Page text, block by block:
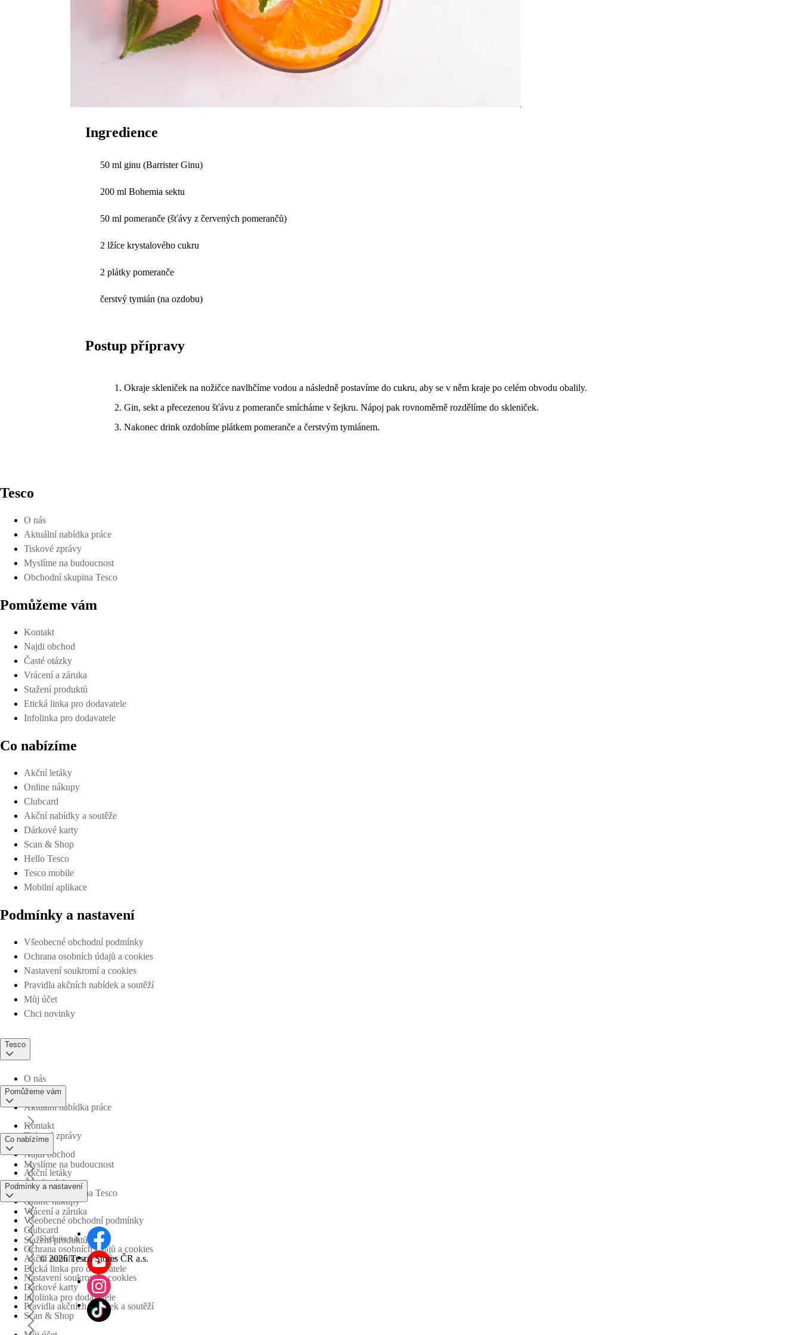
Ingredience
50 ml ginu (Barrister Ginu)
200 ml Bohemia sektu
50 ml pomeranče (šťávy z červených pomerančů)
2 lžíce krystalového cukru
2 plátky pomeranče
čerstvý tymián (na ozdobu)
Postup přípravy
Okraje skleniček na nožičce navlhčíme vodou a následně postavíme do cukru, aby se v něm kraje po celém obvodu obalily.
Gin, sekt a přecezenou šťávu z pomeranče smícháme v šejkru. Nápoj pak rovnoměrně rozdělíme do skleniček.
Nakonec drink ozdobíme plátkem pomeranče a čerstvým tymiánem.
Tesco
O nás
Aktuální nabídka práce
Tiskové zprávy
Myslíme na budoucnost
Obchodní skupina Tesco
Pomůžeme vám
Kontakt
Najdi obchod
Časté otázky
Vrácení a záruka
Stažení produktů
Etická linka pro dodavatele
Infolinka pro dodavatele
Co nabízíme
Akční letáky
Online nákupy
Clubcard
Akční nabídky a soutěže
Dárkové karty
Scan & Shop
Hello Tesco
Tesco mobile
Mobilní aplikace
Podmínky a nastavení
Všeobecné obchodní podmínky
Ochrana osobních údajů a cookies
Nastavení soukromí a cookies
Pravidla akčních nabídek a soutěží
Můj účet
Chci novinky
Tesco
O nás
Aktuální nabídka práce
Tiskové zprávy
Myslíme na budoucnost
Obchodní skupina Tesco
Pomůžeme vám
Kontakt
Najdi obchod
Časté otázky
Vrácení a záruka
Stažení produktů
Etická linka pro dodavatele
Infolinka pro dodavatele
Co nabízíme
Akční letáky
Online nákupy
Clubcard
Akční nabídky a soutěže
Dárkové karty
Scan & Shop
Podmínky a nastavení
Všeobecné obchodní podmínky
Ochrana osobních údajů a cookies
Nastavení soukromí a cookies
Pravidla akčních nabídek a soutěží
Sledujte nás
© 2026 Tesco Stores ČR a.s.